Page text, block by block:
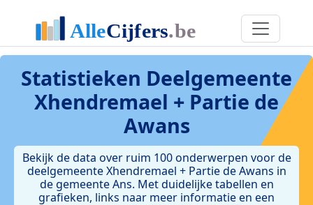
Statistieken Deelgemeente
Xhendremael + Partie de
Awans
Bekijk de data over ruim 100 onderwerpen voor de
deelgemeente Xhendremael + Partie de Awans in
de gemeente Ans. Met duidelijke tabellen en
grafieken, links naar meer informatie en een